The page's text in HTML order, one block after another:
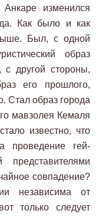
изменился
Как было и как
Был, с одной
образ
с другой стороны,
его прошлого,
Стал образ города
мавзолея Кемаля
известно, что
проведение гей-
совпадение?
независима от
только следует